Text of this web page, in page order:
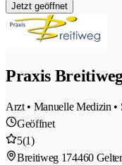
Jetzt geöffnet
Praxis
Arzt • Manuelle Medizin
Geöffnet
5(1)
Breitiweg 174460